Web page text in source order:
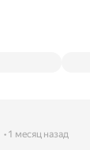
1 месяц назад